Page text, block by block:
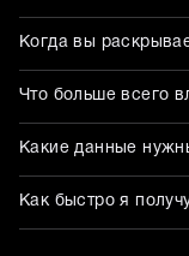
Когда вы
Что больше всего
Какие данные
Как быстро я